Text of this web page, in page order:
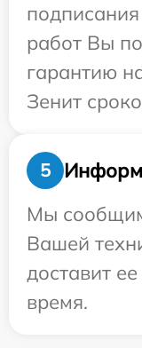
работ Вы
гарантию
Зенит
5
Мы
Вашей
доставит
время.